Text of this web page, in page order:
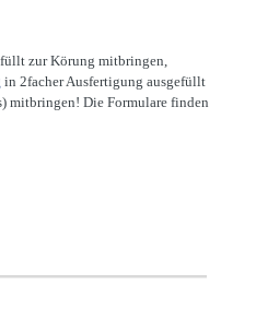
zur Körung mitbringen,
in 2facher Ausfertigung ausgefüllt
mitbringen! Die Formulare finden